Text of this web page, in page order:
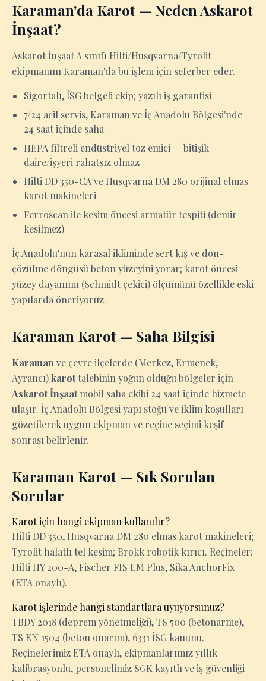
Karaman'da Karot — Neden Askarot
İnşaat?
Askarot İnşaat A sınıfı Hilti/Husqvarna/Tyrolit
ekipmanını Karaman'da bu işlem için seferber eder.
Sigortalı, İSG belgeli ekip; yazılı iş garantisi
7/24 acil servis, Karaman ve İç Anadolu Bölgesi'nde
24 saat içinde saha
HEPA filtreli endüstriyel toz emici — bitişik
daire/işyeri rahatsız olmaz
Hilti DD 350-CA ve Husqvarna DM 280 orijinal elmas
karot makineleri
Ferroscan ile kesim öncesi armatür tespiti (demir
kesilmez)
İç Anadolu'nun karasal ikliminde sert kış ve don-
çözülme döngüsü beton yüzeyini yorar; karot öncesi
yüzey dayanımı (Schmidt çekici) ölçümünü özellikle eski
yapılarda öneriyoruz.
Karaman Karot — Saha Bilgisi
Karaman ve çevre ilçelerde (Merkez, Ermenek,
Ayrancı)karottalebinin yoğun olduğu bölgeler için
Askarot İnşaatmobil saha ekibi 24 saat içinde hizmete
ulaşır. İç Anadolu Bölgesi yapı stoğu ve iklim koşulları
gözetilerek uygun ekipman ve reçine seçimi keşif
sonrası belirlenir.
Karaman Karot — Sık Sorulan
Sorular
Karot için hangi ekipman kullanılır?
Hilti DD 350, Husqvarna DM 280 elmas karot makineleri;
Tyrolit halatlı tel kesim; Brokk robotik kırıcı. Reçineler:
Hilti HY 200-A, Fischer FIS EM Plus, Sika AnchorFix
(ETA onaylı).
Karot işlerinde hangi standartlara uyuyorsunuz?
TBDY 2018 (deprem yönetmeliği), TS 500 (betonarme),
TS EN 1504 (beton onarım), 6331 İSG kanunu.
Reçinelerimiz ETA onaylı, ekipmanlarımız yıllık
kalibrasyonlu, personelimiz SGK kayıtlı ve iş güvenliği